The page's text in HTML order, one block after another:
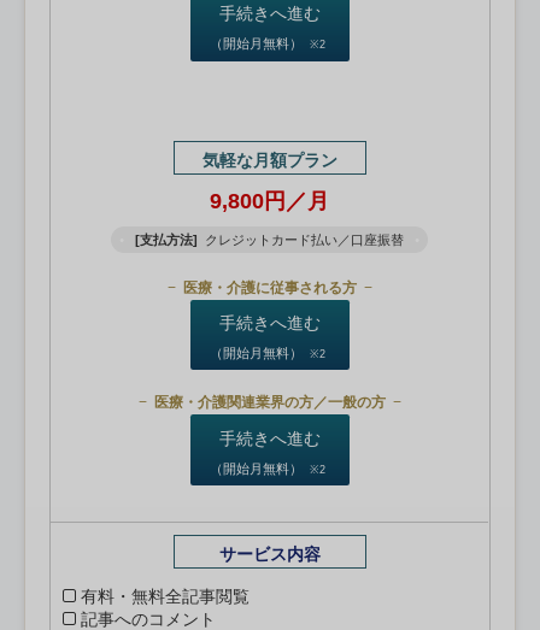
手続きへ進む
（開始月無料） ※2
気軽な月額プラン
9,800円／月
[支払方法] クレジットカード払い／口座振替
医療・介護に従事される方
手続きへ進む
（開始月無料） ※2
医療・介護関連業界の方／一般の方
手続きへ進む
（開始月無料） ※2
サービス内容
有料・無料全記事閲覧
記事へのコメント